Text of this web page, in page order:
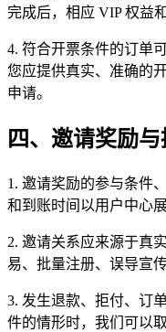
完成后，相应 VIP 权益
4. 符合开票条件的订单
您应提供真实、准确的
申请。
四、邀请奖励
1. 邀请奖励的参与条件
和到账时间以用户中心
2. 邀请关系应来源于真
易、批量注册、误导宣
3. 发生退款、拒付、订
件的情形时，我们可以